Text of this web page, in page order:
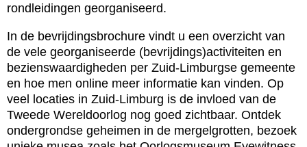
rondleidingen georganiseerd.
In de bevrijdingsbrochure vindt u een overzicht van
de vele georganiseerde (bevrijdings)activiteiten en
bezienswaardigheden per Zuid-Limburgse gemeente
en hoe men online meer informatie kan vinden. Op
veel locaties in Zuid-Limburg is de invloed van de
Tweede Wereldoorlog nog goed zichtbaar. Ontdek
ondergrondse geheimen in de mergelgrotten, bezoek